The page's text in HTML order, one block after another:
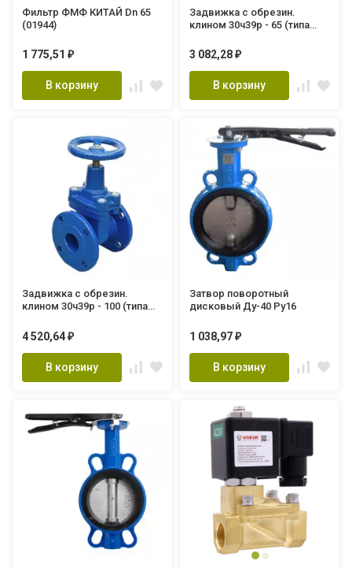
Фильтр ФМФ КИТАЙ Dn 65
(01944)
1 775,51 ₽
В корзину
Задвижка с обрезин.
клином 30ч39р - 65 (типа
3 082,28 ₽
В корзину
Задвижка с обрезин.
клином 30ч39р - 100 (типа
Т=120С
4 520,64 ₽
В корзину
Затвор поворотный
дисковый Ду-40 Ру16
1 038,97 ₽
В корзину